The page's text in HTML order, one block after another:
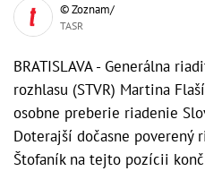
© Zoznam/
TASR
BRATISLAVA - Generálna
rozhlasu (STVR) Martina
osobne preberie riadenie
Doterajší dočasne poverený
Štofaník na tejto pozícii